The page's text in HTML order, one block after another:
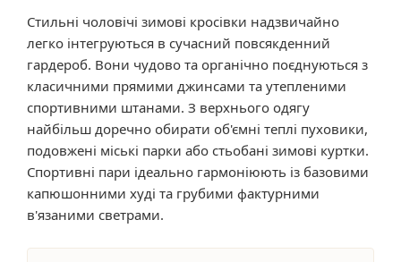
Стильні чоловічі зимові кросівки надзвичайно
легко інтегруються в сучасний повсякденний
гардероб. Вони чудово та органічно поєднуються з
класичними прямими джинсами та утепленими
спортивними штанами. З верхнього одягу
найбільш доречно обирати об'ємні теплі пуховики,
подовжені міські парки або стьобані зимові куртки.
Спортивні пари ідеально гармоніюють із базовими
капюшонними худі та грубими фактурними
в'язаними светрами.